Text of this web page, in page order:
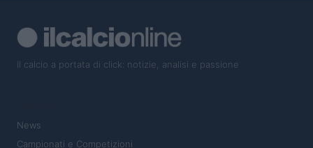
Il calcio a portata di click: notizie, analisi e passione
News
Campionati e Competizioni